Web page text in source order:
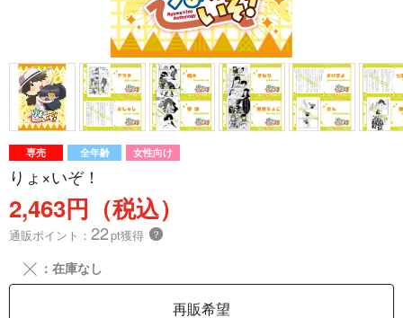
専売 全年齢 女性向け
りょ×いぞ！
2,463円（税込）
通販ポイント： 22pt獲得 ？
╳ ：在庫なし
再販希望